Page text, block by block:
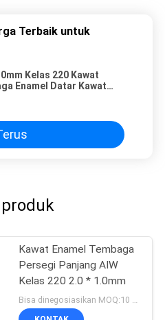
Terbaik untuk
Kelas 220 Kawat
Enamel Datar Kawat
Kawat Enamel Tembaga
Persegi Panjang AIW
Kelas 220 2.0 * 1.0mm